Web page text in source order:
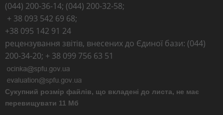
(044) 200-36-14; (044) 200-32-58;
+ 38 093 542 69 68;
+38 095 142 91 24
рецензування звітів, внесених до Єдиної бази: (044)
200-34-20; + 38 099 756 63 51
Сукупний розмір файлів, що вкладені до листа, не має
перевищувати 11 Мб